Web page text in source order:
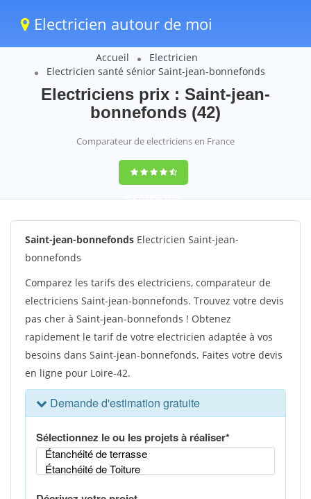
Electricien autour de moi
Accueil
Electricien
Electricien santé sénior Saint-jean-bonnefonds
Electriciens prix : Saint-jean-
bonnefonds (42)
Comparateur de electriciens en France
9,2(100%)1242
votes
Saint-jean-bonnefonds Electricien Saint-jean-
bonnefonds
Comparez les tarifs des electriciens, comparateur de
electriciens Saint-jean-bonnefonds. Trouvez votre devis
pas cher à Saint-jean-bonnefonds ! Obtenez
rapidement le tarif de votre electricien adaptée à vos
besoins dans Saint-jean-bonnefonds. Faites votre devis
en ligne pour Loire-42.